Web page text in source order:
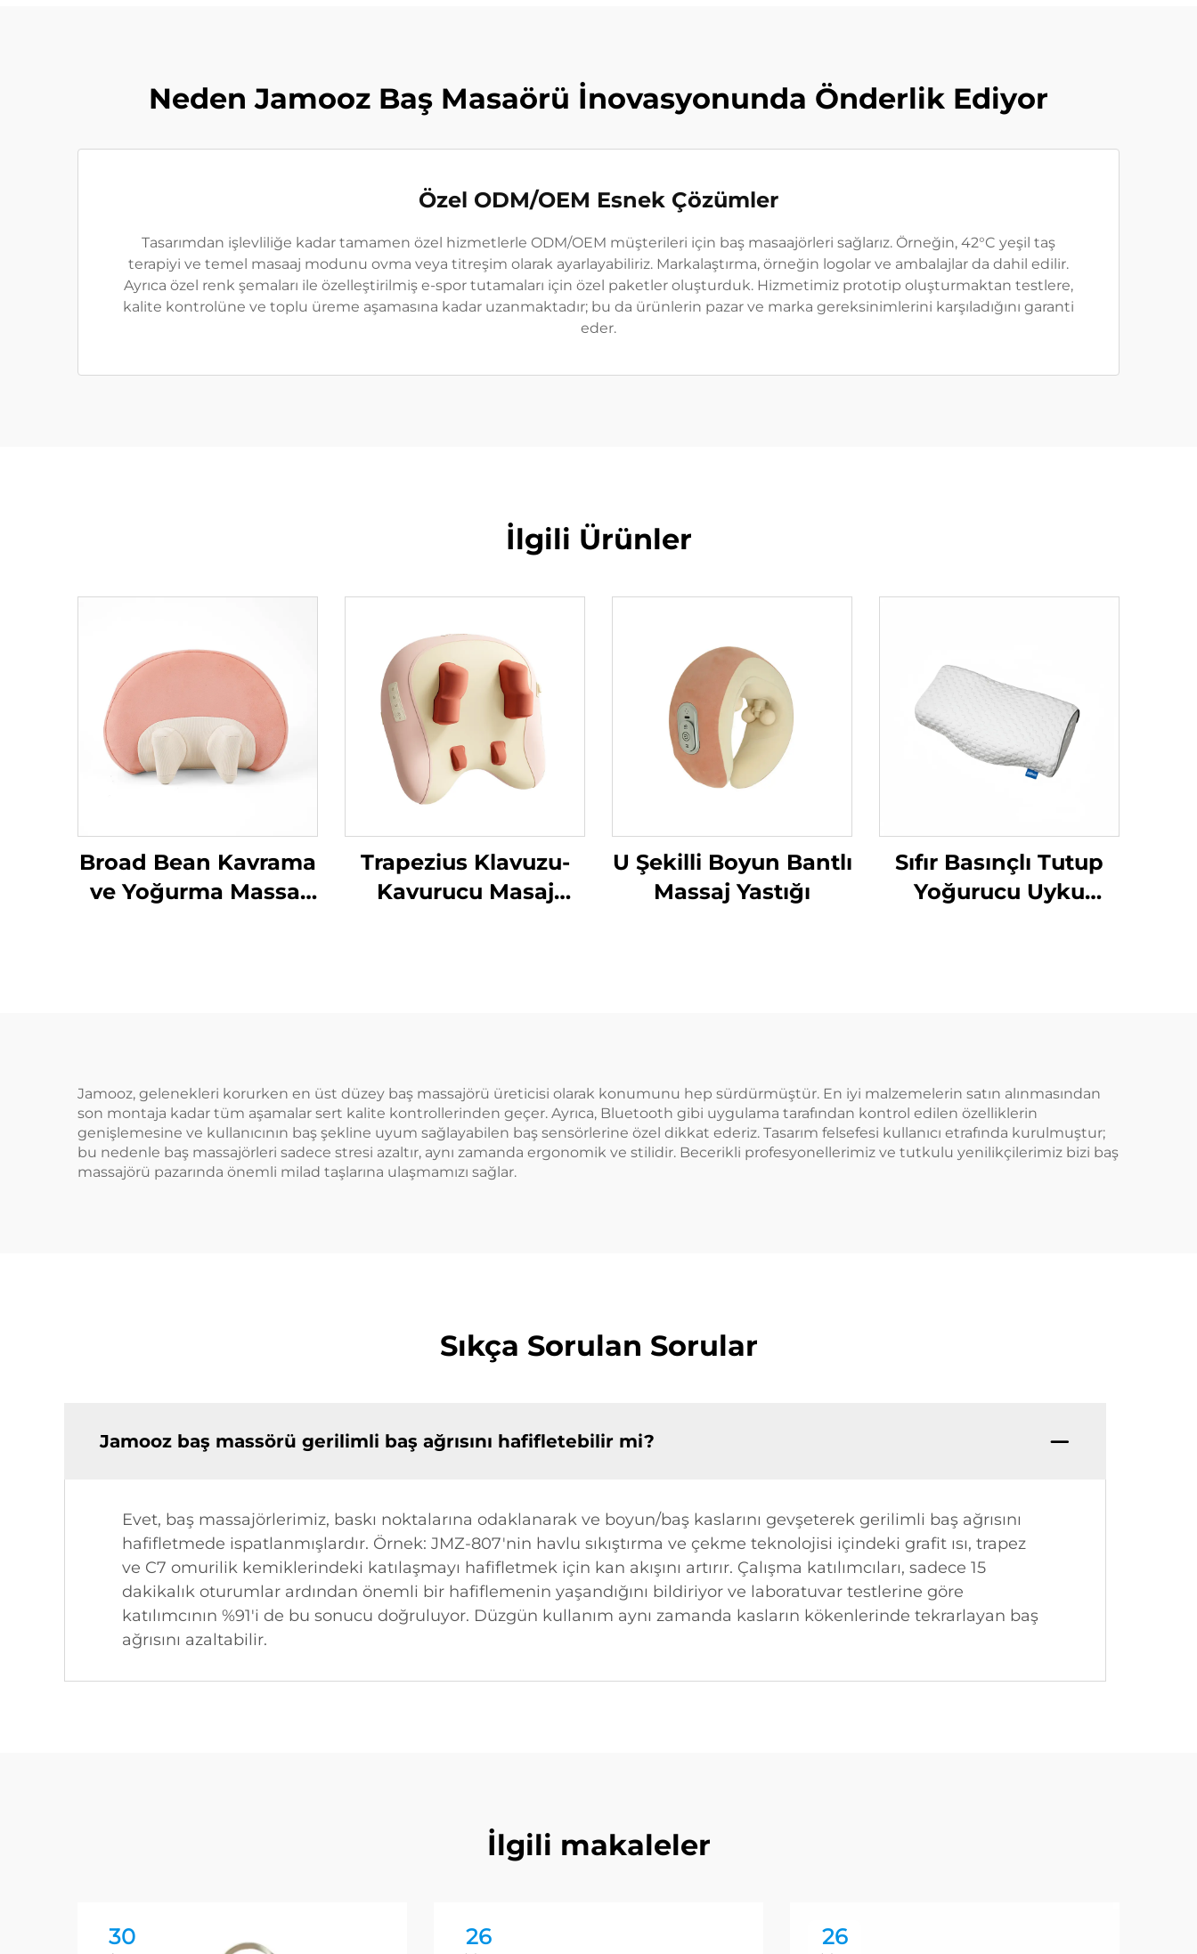
Neden Jamooz Baş Masaörü İnovasyonunda Önderlik Ediyor
Özel ODM/OEM Esnek Çözümler
Tasarımdan işlevliliğe kadar tamamen özel hizmetlerle ODM/OEM müşterileri için baş masaajörleri sağlarız. Örneğin, 42°C yeşil taş
terapiyi ve temel masaaj modunu ovma veya titreşim olarak ayarlayabiliriz. Markalaştırma, örneğin logolar ve ambalajlar da dahil edilir.
Ayrıca özel renk şemaları ile özelleştirilmiş e-spor tutamaları için özel paketler oluşturduk. Hizmetimiz prototip oluşturmaktan testlere,
kalite kontrolüne ve toplu üreme aşamasına kadar uzanmaktadır; bu da ürünlerin pazar ve marka gereksinimlerini karşıladığını garanti
eder.
İlgili Ürünler
Broad Bean Kavrama
ve Yoğurma Massaj
Trapezius Klavuzu-
Kavurucu Masaj
U Şekilli Boyun Bantlı
Massaj Yastığı
Sıfır Basınçlı Tutup
Yoğurucu Uyku
Jamooz, gelenekleri korurken en üst düzey baş massajörü üreticisi olarak konumunu hep sürdürmüştür. En iyi malzemelerin satın alınmasından
son montaja kadar tüm aşamalar sert kalite kontrollerinden geçer. Ayrıca, Bluetooth gibi uygulama tarafından kontrol edilen özelliklerin
genişlemesine ve kullanıcının baş şekline uyum sağlayabilen baş sensörlerine özel dikkat ederiz. Tasarım felsefesi kullanıcı etrafında kurulmuştur;
bu nedenle baş massajörleri sadece stresi azaltır, aynı zamanda ergonomik ve stilidir. Becerikli profesyonellerimiz ve tutkulu yenilikçilerimiz bizi baş
massajörü pazarında önemli milad taşlarına ulaşmamızı sağlar.
Sıkça Sorulan Sorular
Jamooz baş massörü gerilimli baş ağrısını hafifletebilir mi?
Evet, baş massajörlerimiz, baskı noktalarına odaklanarak ve boyun/baş kaslarını gevşeterek gerilimli baş ağrısını
hafifletmede ispatlanmışlardır. Örnek: JMZ-807'nin havlu sıkıştırma ve çekme teknolojisi içindeki grafit ısı, trapez
ve C7 omurilik kemiklerindeki katılaşmayı hafifletmek için kan akışını artırır. Çalışma katılımcıları, sadece 15
dakikalık oturumlar ardından önemli bir hafiflemenin yaşandığını bildiriyor ve laboratuvar testlerine göre
katılımcının %91'i de bu sonucu doğruluyor. Düzgün kullanım aynı zamanda kasların kökenlerinde tekrarlayan baş
ağrısını azaltabilir.
İlgili makaleler
30 26 26